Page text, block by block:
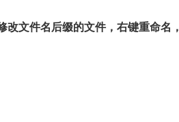
改文件名后缀的文件，右键重命名